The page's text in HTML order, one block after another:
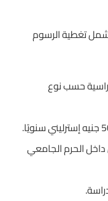
تغطية الرسوم
حسب نوع
الحرم الجامعي